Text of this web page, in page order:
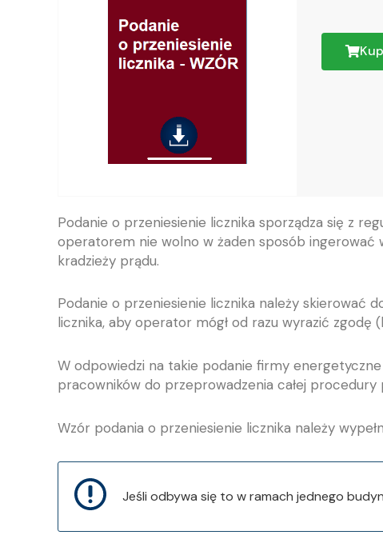
Podanie o przeniesienie licznika sporządza się z
operatorem nie wolno w żaden sposób ingerować
kradzieży prądu.
Podanie o przeniesienie licznika należy skierować
licznika, aby operator mógł od razu wyrazić zgodę
W odpowiedzi na takie podanie firmy
pracowników do przeprowadzenia całej
Wzór podania o przeniesienie licznika należy
Jeśli odbywa się to w ramach jednego